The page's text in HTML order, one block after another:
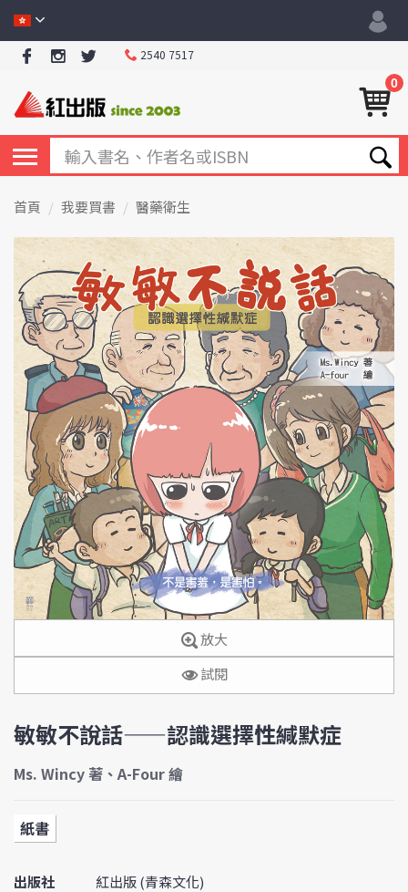
2540 7517
0
首頁 我要買書 醫藥衛生
放大
試閱
敏敏不說話——認識選擇性緘默症
Ms. Wincy 著、A-Four 繪
紙書
出版社
紅出版 (青森文化)